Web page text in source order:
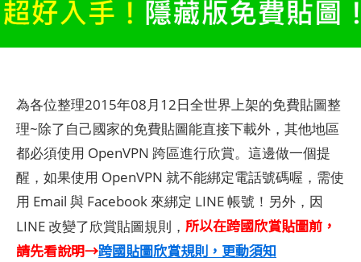
為各位整理2015年08月12日全世界上架的免費貼圖整
理~除了自己國家的免費貼圖能直接下載外，其他地區
都必須使用 OpenVPN 跨區進行欣賞。這邊做一個提
醒，如果使用 OpenVPN 就不能綁定電話號碼喔，需使
用 Email 與 Facebook 來綁定 LINE 帳號！另外，因
LINE 改變了欣賞貼圖規則， 所以在跨國欣賞貼圖前，
請先看說明→跨國貼圖欣賞規則，更動須知